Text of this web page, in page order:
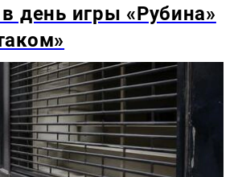
день игры «Рубина»